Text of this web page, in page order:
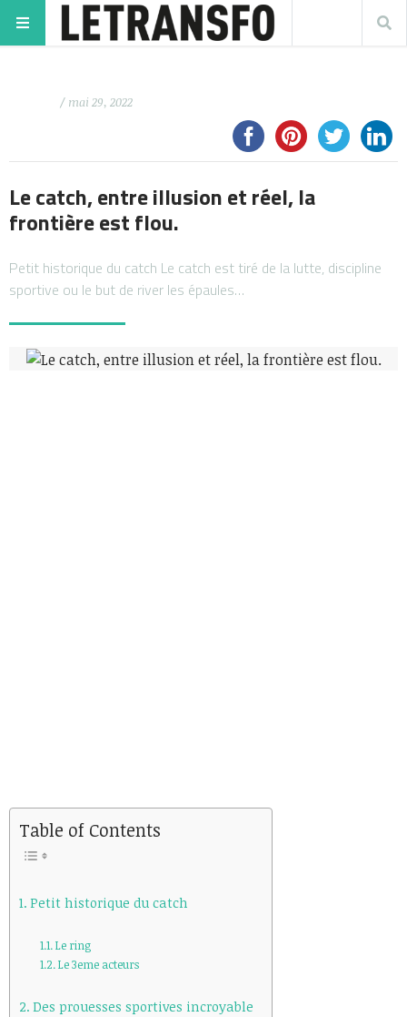
/ mai 29, 2022
Le catch, entre illusion et réel, la
frontière est flou.
Petit historique du catch Le catch est tiré de la lutte, discipline
sportive ou le but de river les épaules…
Table of Contents
Petit historique du catch
Le ring
Le 3eme acteurs
Des prouesses sportives incroyable